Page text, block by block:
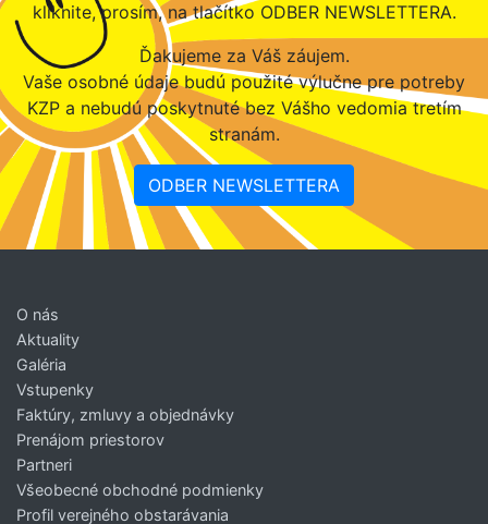
kliknite, prosím, na tlačítko ODBER NEWSLETTERA.
Ďakujeme za Váš záujem.
Vaše osobné údaje budú použité výlučne pre potreby
KZP a nebudú poskytnuté bez Vášho vedomia tretím
stranám.
ODBER NEWSLETTERA
O nás
Aktuality
Galéria
Vstupenky
Faktúry, zmluvy a objednávky
Prenájom priestorov
Partneri
Všeobecné obchodné podmienky
Profil verejného obstarávania